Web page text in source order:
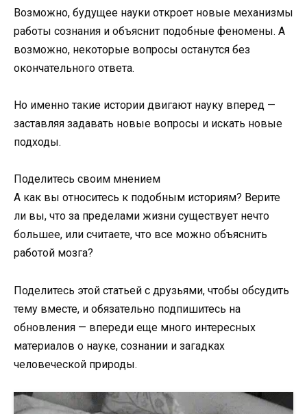
Возможно, будущее науки откроет новые механизмы
работы сознания и объяснит подобные феномены. А
возможно, некоторые вопросы останутся без
окончательного ответа.
Но именно такие истории двигают науку вперед —
заставляя задавать новые вопросы и искать новые
подходы.
Поделитесь своим мнением
А как вы относитесь к подобным историям? Верите
ли вы, что за пределами жизни существует нечто
большее, или считаете, что все можно объяснить
работой мозга?
Поделитесь этой статьей с друзьями, чтобы обсудить
тему вместе, и обязательно подпишитесь на
обновления — впереди еще много интересных
материалов о науке, сознании и загадках
человеческой природы.